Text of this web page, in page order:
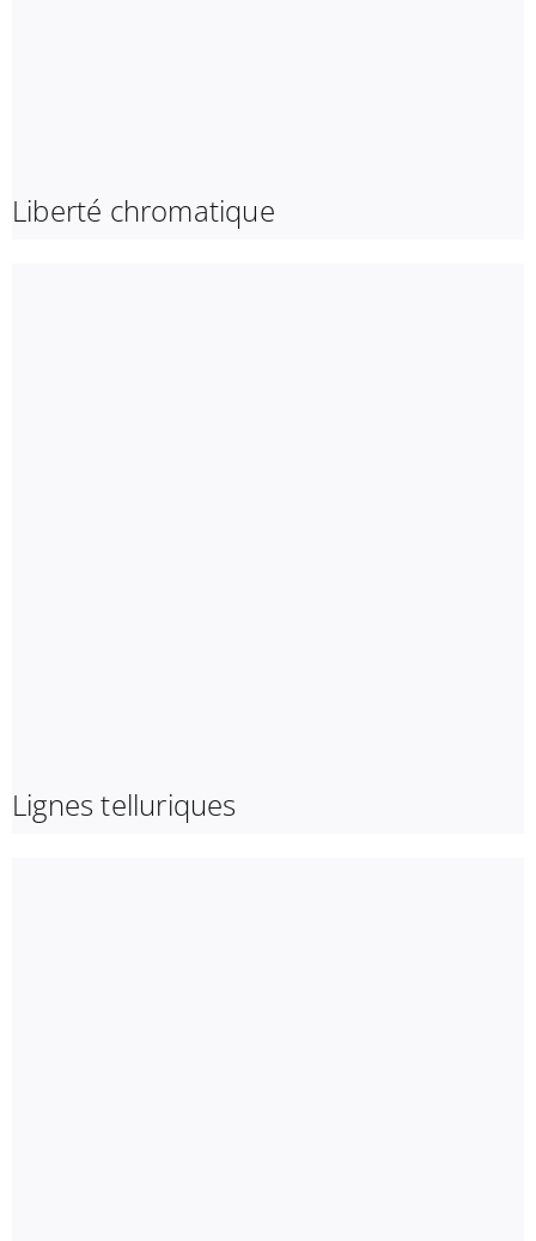
Liberté chromatique
Lignes telluriques